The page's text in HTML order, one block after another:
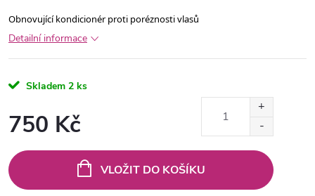
Obnovující kondicionér proti poréznosti vlasů
Detailní informace
Skladem 2 ks
750 Kč
cena:
VLOŽIT DO KOŠÍKU